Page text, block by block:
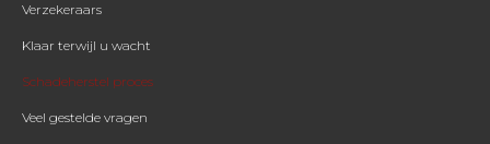
Verzekeraars
Klaar terwijl u wacht
Schadeherstel proces
Veel gestelde vragen